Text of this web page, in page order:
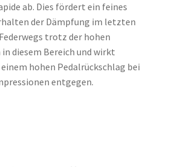
ab. Dies fördert ein feines
der Dämpfung im letzten
trotz der hohen
diesem Bereich und wirkt
hohen Pedalrückschlag bei
entgegen.